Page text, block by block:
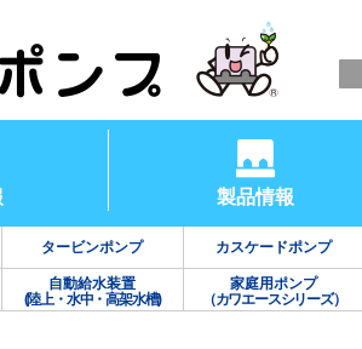
製品情報
タービンポンプ カスケードポンプ
自動給水装置
(陸上・水中・高架水槽)
家庭用ポンプ
（カワエースシリーズ）